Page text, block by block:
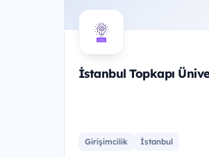
Girişimcilik İstanbul